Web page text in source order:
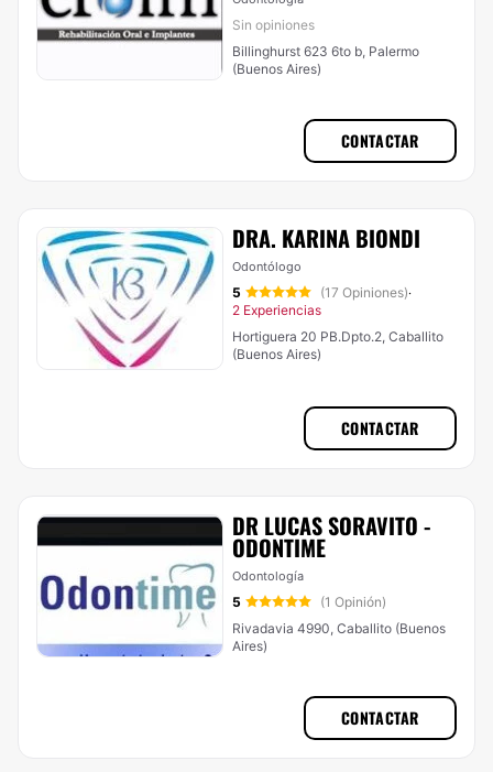
Sin opiniones
Billinghurst 623 6to b, Palermo
(Buenos Aires)
CONTACTAR
DRA. KARINA BIONDI
Odontólogo
5 (17 Opiniones)·
2 Experiencias
Hortiguera 20 PB.Dpto.2, Caballito
(Buenos Aires)
CONTACTAR
DR LUCAS SORAVITO -
ODONTIME
Odontología
5
(1 Opinión)
Rivadavia 4990, Caballito (Buenos
Aires)
CONTACTAR